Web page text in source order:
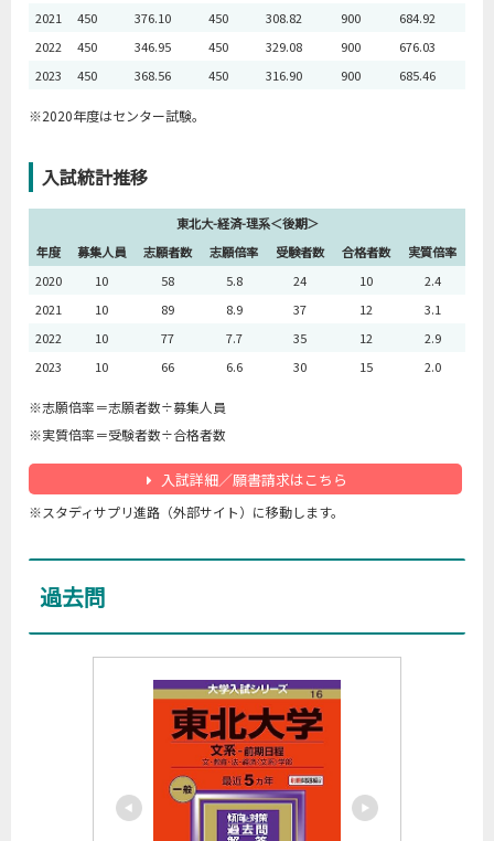
2021
450 376.10 450 308.82 900
684.92
2022
450 346.95 450 329.08 900
676.03
2023
450 368.56 450 316.90 900 685.46
※2020年度はセンター試験。
入試統計推移
東北大-経済-理系＜後期＞
年度
募集人員 志願者数 志願倍率 受験者数 合格者数
実質倍率
2020
10 58 5.8 24 10
2.4
2021
10 89 8.9 37 12
3.1
2022
10 77 7.7 35 12
2.9
2023
10 66 6.6 30 15 2.0
※志願倍率＝志願者数÷募集人員
※実質倍率＝受験者数÷合格者数
入試詳細／願書請求はこちら
※スタディサプリ進路（外部サイト）に移動します。
過去問